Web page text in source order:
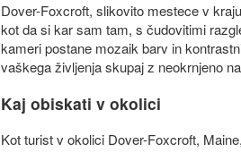
Dover-Foxcroft, slikovito mestece v
kot da si kar sam tam, s čudovitimi
kameri postane mozaik barv in
vaškega življenja skupaj z neokrnjeno
Kaj obiskati v okolici
Kot turist v okolici Dover-Foxcroft,